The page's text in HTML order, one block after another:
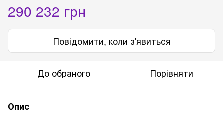
290 232 грн
Повідомити, коли з'явиться
До обраного Порівняти
Опис